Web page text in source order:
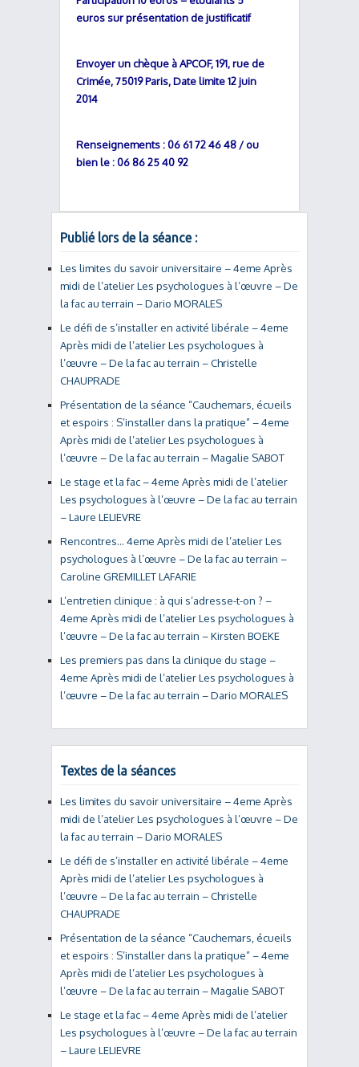
euros sur présentation de justificatif
Envoyer un chèque à APCOF, 191, rue de
Crimée, 75019 Paris, Date limite 12 juin
2014
Renseignements : 06 61 72 46 48 / ou
bien le : 06 86 25 40 92
Publié lors de la séance :
Les limites du savoir universitaire – 4eme Après
midi de l’atelier Les psychologues à l’œuvre – De
la fac au terrain – Dario MORALES
Le défi de s’installer en activité libérale – 4eme
Après midi de l’atelier Les psychologues à
l’œuvre – De la fac au terrain – Christelle
CHAUPRADE
Présentation de la séance “Cauchemars, écueils
et espoirs : S’installer dans la pratique” – 4eme
Après midi de l’atelier Les psychologues à
l’œuvre – De la fac au terrain – Magalie SABOT
Le stage et la fac – 4eme Après midi de l’atelier
Les psychologues à l’œuvre – De la fac au terrain
– Laure LELIEVRE
Rencontres… 4eme Après midi de l’atelier Les
psychologues à l’œuvre – De la fac au terrain –
Caroline GREMILLET LAFARIE
L’entretien clinique : à qui s’adresse-t-on ? –
4eme Après midi de l’atelier Les psychologues à
l’œuvre – De la fac au terrain – Kirsten BOEKE
Les premiers pas dans la clinique du stage –
4eme Après midi de l’atelier Les psychologues à
l’œuvre – De la fac au terrain – Dario MORALES
Textes de la séances
Les limites du savoir universitaire – 4eme Après
midi de l’atelier Les psychologues à l’œuvre – De
la fac au terrain – Dario MORALES
Le défi de s’installer en activité libérale – 4eme
Après midi de l’atelier Les psychologues à
l’œuvre – De la fac au terrain – Christelle
CHAUPRADE
Présentation de la séance “Cauchemars, écueils
et espoirs : S’installer dans la pratique” – 4eme
Après midi de l’atelier Les psychologues à
l’œuvre – De la fac au terrain – Magalie SABOT
Le stage et la fac – 4eme Après midi de l’atelier
Les psychologues à l’œuvre – De la fac au terrain
– Laure LELIEVRE